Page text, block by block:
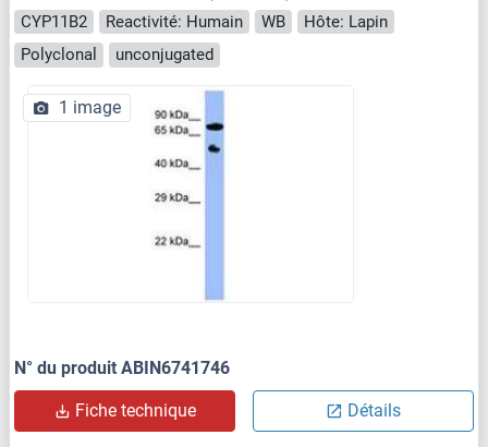
CYP11B2 Reactivité: Humain WB
Hôte: Lapin
Polyclonal
unconjugated
1 image
N° du produit ABIN6741746
Fiche technique Détails